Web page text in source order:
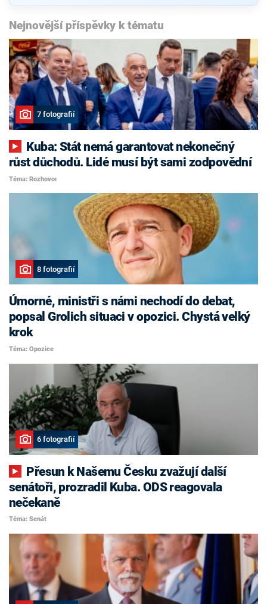
Nejnovější příspěvky k tématu
7 fotografií
růst důchodů. Lidé musí být sami zodpovědní
Téma: Rozhovor
8 fotografií
Úmorné, ministři s námi nechodí do debat,
popsal Grolich situaci v opozici. Chystá velký
krok
Téma: Opozice
6 fotografií
senátoři, prozradil Kuba. ODS reagovala
nečekaně
Téma: Senát